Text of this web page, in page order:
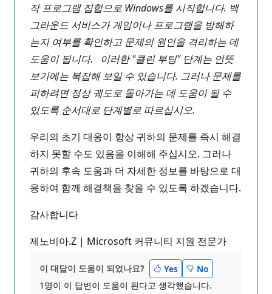
작 프로그램 집합으로 Windows를 시작합니다. 백
그라운드 서비스가 게임이나 프로그램을 방해하
는지 여부를 확인하고 문제의 원인을 격리하는 데
도움이 됩니다. 이러한 "클린 부팅" 단계는 언뜻
보기에는 복잡해 보일 수 있습니다. 그러나 문제를
피하려면 정상 궤도로 돌아가는 데 도움이 될 수
있도록 순서대로 단계별로 따르십시오.
우리의 초기 대응이 항상 귀하의 문제를 즉시 해결
하지 못할 수도 있음을 이해해 주십시오. 그러나
귀하의 후속 도움과 더 자세한 정보를 바탕으로 대
응하여 함께 해결책을 찾을 수 있도록 하겠습니다.
감사합니다
제노비아.Z | Microsoft 커뮤니티 지원 전문가
이 대답이 도움이 되었나요? Yes
No
1명이 이 답변이 도움이 된다고 생각했습니다.